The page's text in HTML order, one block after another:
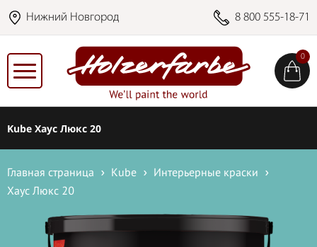
Нижний Новгород 8 800 555-18-71
0
Kube Хаус Люкс 20
Главная страница Kube
Интерьерные краски
Хаус Люкс 20